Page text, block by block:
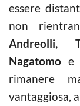
essere
non
Andreolli,
Nagatomo e
rimanere
vantaggiosa,